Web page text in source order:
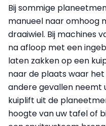
Bij sommige
manueel naar omhoog
draaiwiel. Bij machines
na afloop met een
laten zakken op een
naar de plaats waar
andere gevallen neemt
kuiplift uit de
hoogte van uw tafel of